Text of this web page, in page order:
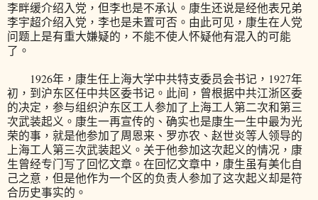
李畔缓介绍入党，但李也是不承认。康生还说是经他表兄弟
李宇超介绍入党，李也是未置可否。由此可见，康生在人党
问题上是有重大嫌疑的，不能不使人怀疑他有混入的可能
了。
1926年，康生任上海大学中共特支委员会书记，1927年
初，到沪东区任中共区委书记。此间，曾根据中共江浙区委
的决定，参与组织沪东区工人参加了上海工人第二次和第三
次武装起义。康生一再宣传的、确实也是康生一生中最为光
荣的事，就是他参加了周恩来、罗亦农、赵世炎等人领导的
上海工人第三次武装起义。关于他参加这次起义的情况，康
生曾经专门写了回忆文章。在回忆文章中，康生虽有美化自
己之意，但是他作为一个区的负责人参加了这次起义却是符
合历史事实的。